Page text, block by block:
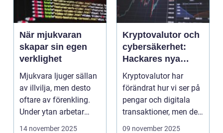
När mjukvaran
skapar sin egen
verklighet
Mjukvara ljuger sällan
av illvilja, men desto
oftare av förenkling.
Under ytan arbetar
pro...
14 november 2025
Kryptovalutor och
cybersäkerhet:
Hackares nya
lekplats
Kryptovalutor har
förändrat hur vi ser på
pengar och digitala
transaktioner, men de
...
09 november 2025